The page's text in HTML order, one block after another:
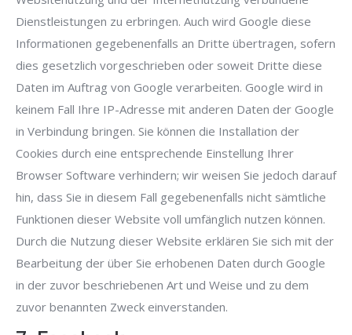
Dienstleistungen zu erbringen. Auch wird Google diese
Informationen gegebenenfalls an Dritte übertragen, sofern
dies gesetzlich vorgeschrieben oder soweit Dritte diese
Daten im Auftrag von Google verarbeiten. Google wird in
keinem Fall Ihre IP-Adresse mit anderen Daten der Google
in Verbindung bringen. Sie können die Installation der
Cookies durch eine entsprechende Einstellung Ihrer
Browser Software verhindern; wir weisen Sie jedoch darauf
hin, dass Sie in diesem Fall gegebenenfalls nicht sämtliche
Funktionen dieser Website voll umfänglich nutzen können.
Durch die Nutzung dieser Website erklären Sie sich mit der
Bearbeitung der über Sie erhobenen Daten durch Google
in der zuvor beschriebenen Art und Weise und zu dem
zuvor benannten Zweck einverstanden.